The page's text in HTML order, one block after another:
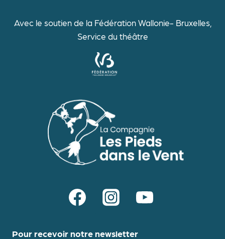
Avec le soutien de la Fédération Wallonie- Bruxelles,
Service du théâtre
Pour recevoir notre newsletter